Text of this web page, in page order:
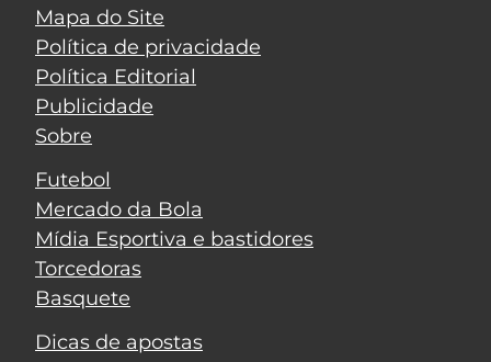
Mapa do Site
Política de privacidade
Política Editorial
Publicidade
Sobre
Futebol
Mercado da Bola
Mídia Esportiva e bastidores
Torcedoras
Basquete
Dicas de apostas